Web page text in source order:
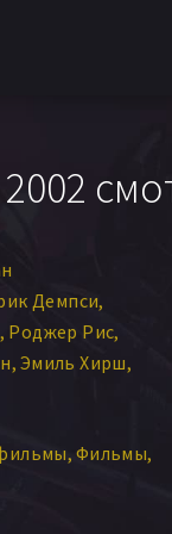
Демпси
Роджер Рис
Эмиль Хирш
Херрманн
Том Блум
Фильмы